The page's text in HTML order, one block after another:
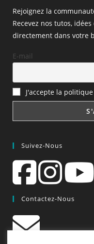
Rejoignez la
Recevez nos tutos,
directement dans votre
E-mail
J'accepte la
Suivez-Nous
Contactez-Nous